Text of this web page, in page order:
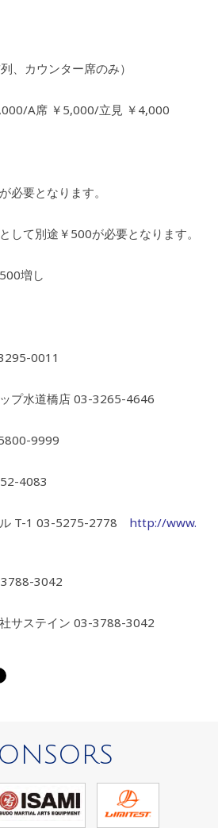
、カウンター席のみ）
A席 ￥5,000/立見 ￥4,000
必要となります。
して別途￥500が必要となります。
増し
0011
水道橋店 03-3265-4646
9999
4083
T-1 03-5275-2778 http://www.
3042
社サステイン 03-3788-3042